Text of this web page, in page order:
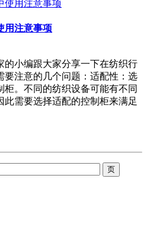
用注意事项
的小编跟大家分享一下在纺织行
要注意的几个问题：适配性：选
。不同的纺织设备可能有不同
此需要选择适配的控制柜来满足